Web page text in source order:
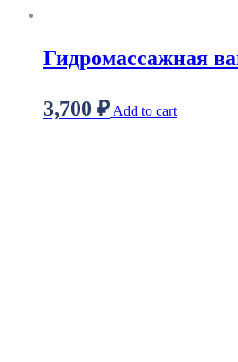
Гидромассажная
3,700 ₽ Add to cart